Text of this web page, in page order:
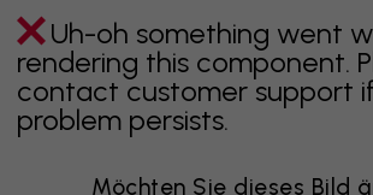
Uh-oh something went
rendering this component.
contact customer support
problem persists.
Möchten Sie dieses Bild